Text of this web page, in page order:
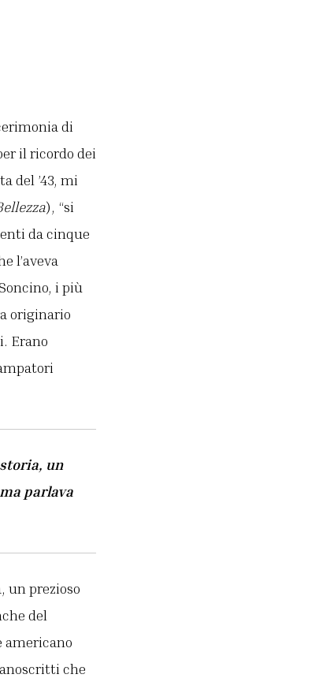
di
il ricordo dei
del ’43, mi
), “si
da cinque
l’aveva
i più
originario
Erano
un
parlava
un prezioso
del
americano
che